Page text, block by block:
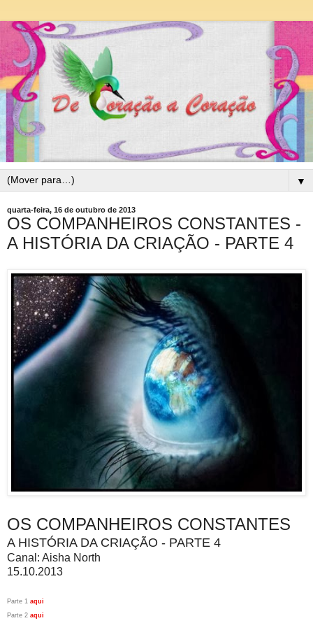
▼
quarta-feira, 16 de outubro de 2013
OS COMPANHEIROS CONSTANTES -
A HISTÓRIA DA CRIAÇÃO - PARTE 4
OS COMPANHEIROS CONSTANTES
A HISTÓRIA DA CRIAÇÃO - PARTE 4
Canal: Aisha North
15.10.2013
Parte 1 aqui
Parte 2 aqui